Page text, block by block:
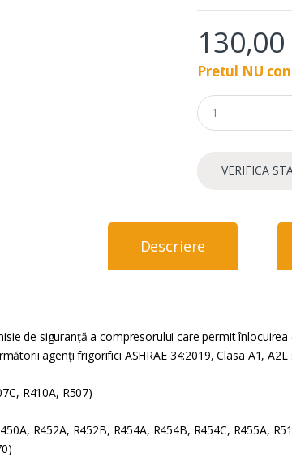
130,00
Pretul NU
Q
u
a
VERIFICA
Descriere
de siguranță a compresorului care permit
agenți frigorifici ASHRAE 34:2019, Clasa A1, A2L
R410A, R507)
R452A, R452B, R454A, R454B, R454C, R455A,